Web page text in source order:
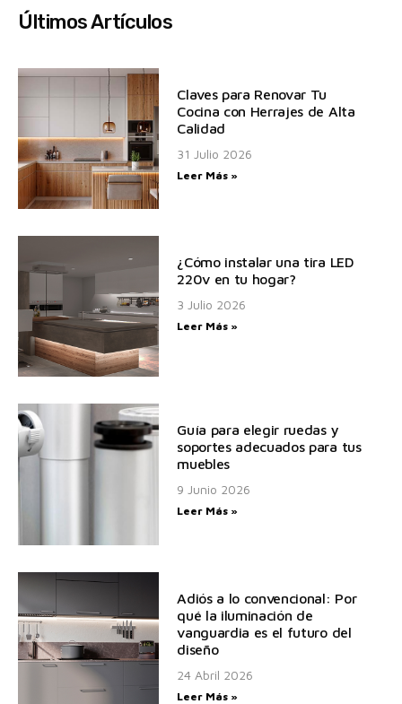
Últimos Artículos
Claves para Renovar Tu
Cocina con Herrajes de Alta
Calidad
31 Julio 2026
Leer Más »
¿Cómo instalar una tira LED
220v en tu hogar?
3 Julio 2026
Leer Más »
Guía para elegir ruedas y
soportes adecuados para tus
muebles
9 Junio 2026
Leer Más »
Adiós a lo convencional: Por
qué la iluminación de
vanguardia es el futuro del
diseño
24 Abril 2026
Leer Más »